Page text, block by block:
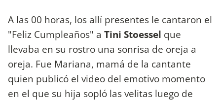
A las 00 horas, los allí presentes le cantaron el
"Feliz Cumpleaños" a Tini Stoessel que
llevaba en su rostro una sonrisa de oreja a
oreja. Fue Mariana, mamá de la cantante
quien publicó el video del emotivo momento
en el que su hija sopló las velitas luego de